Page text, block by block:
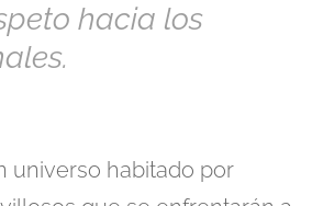
hacia los
universo habitado por